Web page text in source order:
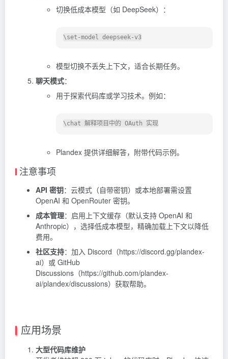
切换低成本模型（如 DeepSeek）：
模型切换不丢失上下文，适合长期任务。
聊天模式：
用于探索代码库或学习技术。例如：
Plandex 提供详细解答，附带代码示例。
注意事项
API 密钥：云模式（自带密钥）或本地部署需设置
OpenAI 和 OpenRouter 密钥。
成本管理：启用上下文缓存（默认支持 OpenAI 和
Anthropic），选择低成本模型，精确加载上下文以降低
费用。
社区支持：加入 Discord（https://discord.gg/plandex-
ai）或 GitHub
Discussions（https://github.com/plandex-
ai/plandex/discussions）获取帮助。
应用场景
大型代码库维护